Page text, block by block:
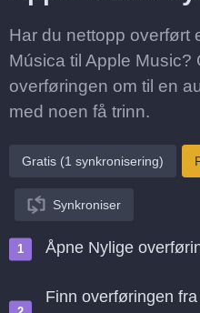
Har du nettopp overført
Música til Apple Music?
overføringen om til en
med noen få trinn.
Gratis (1 synkronisering)
Synkroniser
Åpne Nylige
Finn overføringen